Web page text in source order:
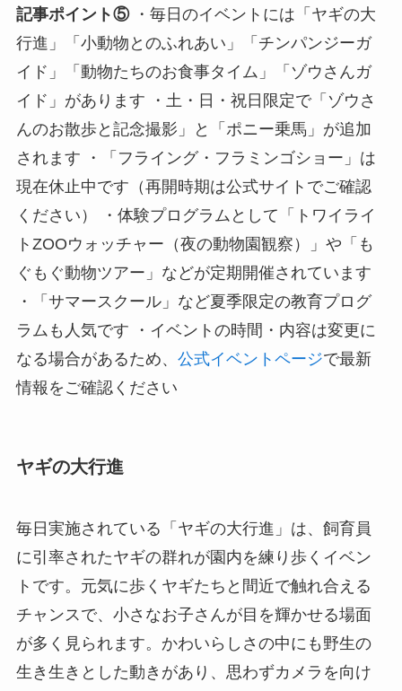
記事ポイント⑤・毎日のイベントには「ヤギの大
行進」「小動物とのふれあい」「チンパンジーガ
イド」「動物たちのお食事タイム」「ゾウさんガ
イド」があります ・土・日・祝日限定で「ゾウさ
んのお散歩と記念撮影」と「ポニー乗馬」が追加
されます ・「フライング・フラミンゴショー」は
現在休止中です（再開時期は公式サイトでご確認
ください） ・体験プログラムとして「トワイライ
トZOOウォッチャー（夜の動物園観察）」や「も
ぐもぐ動物ツアー」などが定期開催されています
・「サマースクール」など夏季限定の教育プログ
ラムも人気です ・イベントの時間・内容は変更に
なる場合があるため、 公式イベントページで最新
情報をご確認ください
ヤギの大行進
毎日実施されている「ヤギの大行進」は、飼育員
に引率されたヤギの群れが園内を練り歩くイベン
トです。元気に歩くヤギたちと間近で触れ合える
チャンスで、小さなお子さんが目を輝かせる場面
が多く見られます。かわいらしさの中にも野生の
生き生きとした動きがあり、思わずカメラを向け